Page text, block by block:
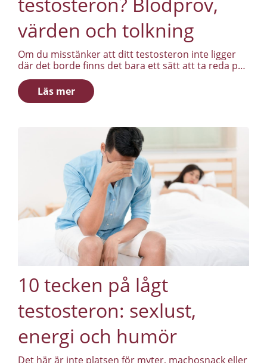
värden och tolkning
Om du misstänker att ditt testosteron inte ligger
där det borde finns det bara ett sätt att ta reda på
det: mätning. Inte känsla, inte ålder, inte vad en
kompis sagt på gymmet. Ändå tar många ett
testosteronprov utan att förstå när det ska tas, vad
värdena betyder och varför ett enskilt prov sällan
Läs mer
10 tecken på lågt
testosteron: sexlust,
energi och humör
Det här är inte platsen för myter, machosnack eller